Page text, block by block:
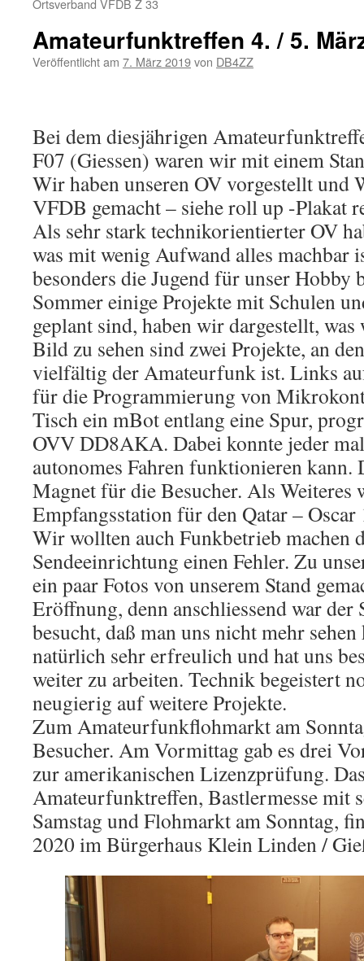
Ortsverband VFDB Z 33
Amateurfunktreffen 4. / 5.
Veröffentlicht am 7. März 2019von DB4ZZ
Bei dem diesjährigen
F07 (Giessen) waren wir mit einem
Wir haben unseren OV vorgestellt und
VFDB gemacht – siehe roll up -Plakat
Als sehr stark technikorientierter OV
was mit wenig Aufwand alles machbar
besonders die Jugend für unser Hobby
Sommer einige Projekte mit Schulen
geplant sind, haben wir dargestellt,
Bild zu sehen sind zwei Projekte, an
vielfältig der Amateurfunk ist. Links
für die Programmierung von
Tisch ein mBot entlang eine Spur,
OVV DD8AKA. Dabei konnte jeder
autonomes Fahren funktionieren kann.
Magnet für die Besucher. Als Weiteres
Empfangsstation für den Qatar – Oscar
Wir wollten auch Funkbetrieb machen
Sendeeinrichtung einen Fehler. Zu
ein paar Fotos von unserem Stand
Eröffnung, denn anschliessend war der
besucht, daß man uns nicht mehr
natürlich sehr erfreulich und hat uns
weiter zu arbeiten. Technik begeistert
neugierig auf weitere Projekte.
Zum Amateurfunkflohmarkt am
Besucher. Am Vormittag gab es drei
zur amerikanischen Lizenzprüfung.
Amateurfunktreffen, Bastlermesse mit
Samstag und Flohmarkt am Sonntag,
2020 im Bürgerhaus Klein Linden /